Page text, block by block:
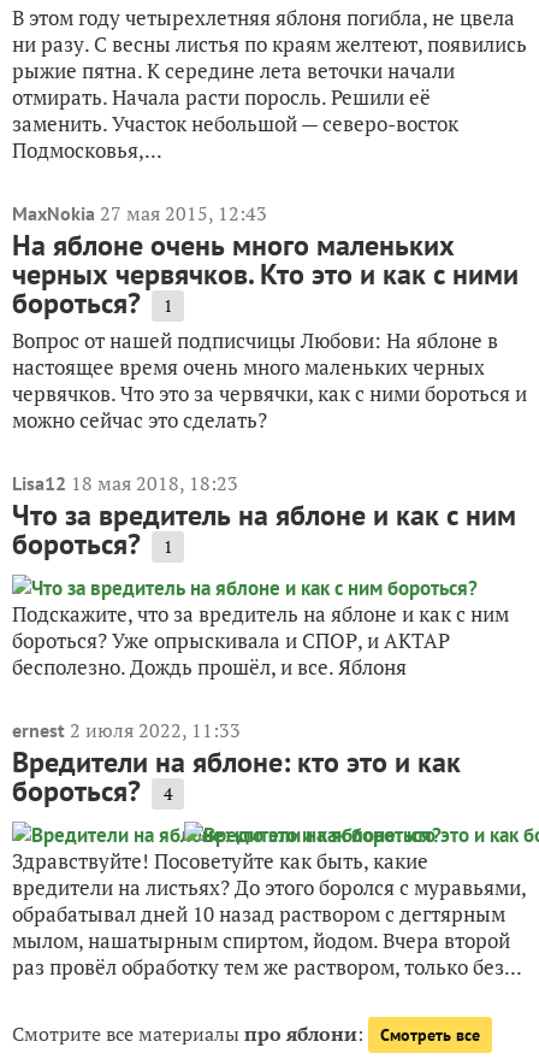
В этом году четырехлетняя яблоня погибла, не цвела
ни разу. С весны листья по краям желтеют, появились
рыжие пятна. К середине лета веточки начали
отмирать. Начала расти поросль. Решили её
заменить. Участок небольшой — северо-восток
Подмосковья,...
MaxNokia 27 мая 2015, 12:43
На яблоне очень много маленьких
черных червячков. Кто это и как с ними
бороться? 1
Вопрос от нашей подписчицы Любови: На яблоне в
настоящее время очень много маленьких черных
червячков. Что это за червячки, как с ними бороться и
можно сейчас это сделать?
Lisa12 18 мая 2018, 18:23
Что за вредитель на яблоне и как с ним
бороться? 1
Подскажите, что за вредитель на яблоне и как с ним
бороться? Уже опрыскивала и СПОР, и АКТАР
бесполезно. Дождь прошёл, и все. Яблоня
ernest 2 июля 2022, 11:33
Вредители на яблоне: кто это и как
бороться? 4
Здравствуйте! Посоветуйте как быть, какие
вредители на листьях? До этого боролся с муравьями,
обрабатывал дней 10 назад раствором с дегтярным
мылом, нашатырным спиртом, йодом. Вчера второй
раз провёл обработку тем же раствором, только без...
Смотрите все материалыпро яблони: Смотреть все